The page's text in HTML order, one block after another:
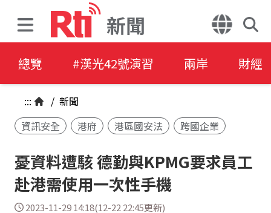
新聞
總覽 #漢光42號演習 兩岸 財經
::: / 新聞
資訊安全
港府 港區國安法 跨國企業
憂資料遭駭 德勤與KPMG要求員工
赴港需使用一次性手機
2023-11-29 14:18(12-22 22:45更新)